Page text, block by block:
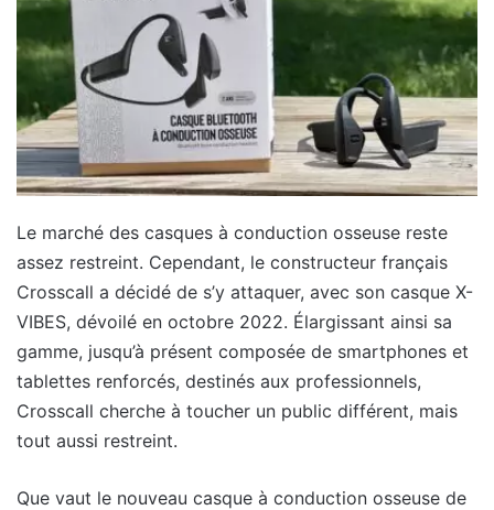
Le marché des casques à conduction osseuse reste
assez restreint. Cependant, le constructeur français
Crosscall a décidé de s’y attaquer, avec son casque X-
VIBES, dévoilé en octobre 2022. Élargissant ainsi sa
gamme, jusqu’à présent composée de smartphones et
tablettes renforcés, destinés aux professionnels,
Crosscall cherche à toucher un public différent, mais
tout aussi restreint.
Que vaut le nouveau casque à conduction osseuse de